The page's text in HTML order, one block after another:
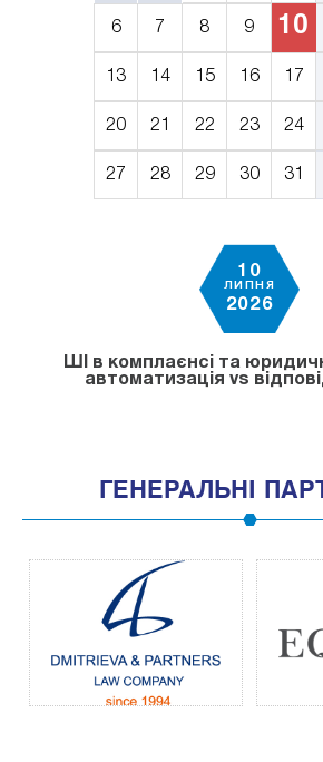
6 7 8 9 10
13 14 15 16 17
20 21 22 23 24
27 28 29 30 31
10
ЛИПНЯ
2026
ШІ в комплаєнсі та
автоматизація vs
ГЕНЕРАЛЬНІ